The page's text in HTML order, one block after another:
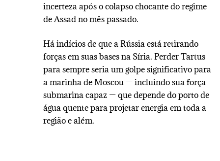
incerteza após o colapso chocante do regime
de Assad no mês passado.
Há indícios de que a Rússia está retirando
forças em suas bases na Síria. Perder Tartus
para sempre seria um golpe significativo para
a marinha de Moscou — incluindo sua força
submarina capaz — que depende do porto de
água quente para projetar energia em toda a
região e além.